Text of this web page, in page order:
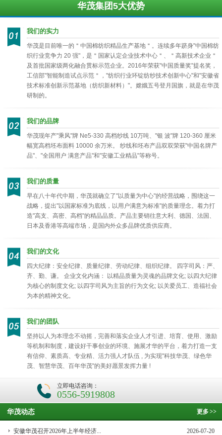
华茂集团5大优势
我们的实力
华茂是目前唯一的＂中国棉纺织精品生产基地＂。连续多年跻身"中国棉纺
织行业竞争力 20 强"，是＂国家认定企业技术中心＂、＂高新技术企业＂
及首批国家级两化融合贯标示范企业。2016年荣获"中国质量奖"提名奖，
工信部"智能制造试点示范＂，"纺织行业环锭纺纱技术创新中心"和"安徽省
技术标准创新示范基地（纺织新材料）"。嫦娥五号登月国旗，就是在华茂
研制的。
我们的品牌
华茂现年产"乘风"牌 Ne5-330 高档纱线 10万吨、"银 波"牌 120-360 厘米
幅宽高档坯布面料 10000 余万米。 纱线和坯布产品双双荣获"中国名牌产
品"、"全国用户 满意产品"和"安徽工业精品"等称号。
我们的质量
早在八十年代中期，华茂就确立了"以质量为中心"的经营战略，围绕这一
战略，提出"以国家标准为底线，以用户满意为标准"的质量理念。着力打
造"高支、高密、高档"的精品品质。产品主要销往意大利、德国、法国、
日本及香港等高端市场，是国内外众多品牌优质供应商。
我们的文化
四大纪律：安全纪律、质量纪律、劳动纪律、组织纪律。 四字司风：严、
齐、勤、谦。 企业文化内涵： 以精品质量为灵魂的品牌文化; 以四大纪律
为核心的制度文化; 以四字司风为主旨的行为文化; 以关爱员工、造福社会
为本的精神文化。
我们的团队
坚持以人为本理念不动摇，完善和落实企业人才引进、培育、使用、激励
等机制和制度，建设好干事创业的环境、施展才华的平台，着力打造一支
有信仰、素质高、专业精、活力强人才队伍 , 为实现"科技华茂、绿色华
茂、智慧华茂、百年华茂"的美好愿景发挥力量 !
立即电话咨询：
0556-5919808
更多>>
华茂动态
2026-07-20
安徽华茂召开2026年上半年经济...